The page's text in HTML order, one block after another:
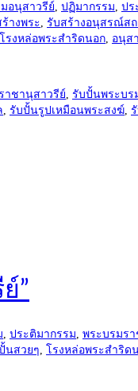
อนุสาวรีย์, ปฏิมากรรม, ปร
างพระ, รับสร้างอนุสรณ์ส
โรงหล่อพระสำริดนอก, อนุส
าชานุสาวรีย์, รับปั้นพระบร
, รับปั้นรูปเหมือนพระสงฆ์,
”
, ประติมากรรม, พระบรมร
นสวยๆ, โรงหล่อพระสำริด